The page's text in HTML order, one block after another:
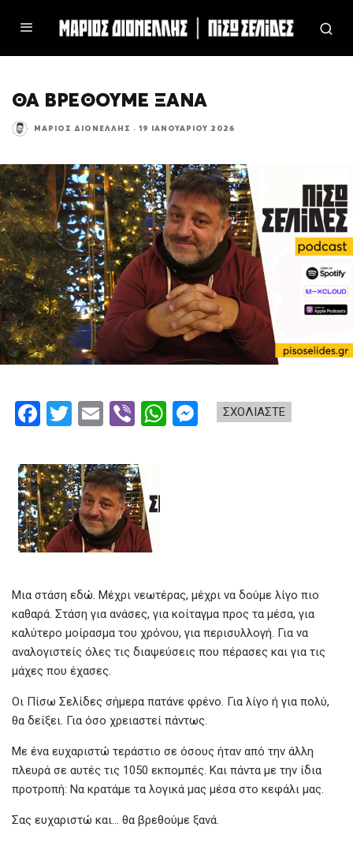
ΘΑ ΒΡΕΘΟΥΜΕ ΞΑΝΑ
ΜΆΡΙΟΣ ΔΙΟΝΈΛΛΗΣ · 19 ΙΑΝΟΥΑΡΊΟΥ 2026
ΣΧΟΛΙΑΣΤΕ
F
ce
b
o
o
T
tt
er
E
ail
Vi
er
W
Μια στάση εδώ. Μέχρι νεωτέρας, μέχρι να δούμε λίγο πιο
καθαρά. Στάση για ανάσες, για κοίταγμα προς τα μέσα, για
καλύτερο μοίρασμα του χρόνου, για περισυλλογή. Για να
αναλογιστείς όλες τις διαψεύσεις που πέρασες και για τις
μάχες που έχασες.
Οι Πίσω Σελίδες σήμερα πατάνε φρένο. Για λίγο ή για πολύ,
θα δείξει. Για όσο χρειαστεί πάντως.
Με ένα ευχαριστώ τεράστιο σε όσους ήταν από την άλλη
πλευρά σε αυτές τις 1050 εκπομπές. Και πάντα με την ίδια
προτροπή: Να κρατάμε τα λογικά μας μέσα στο κεφάλι μας.
Σας ευχαριστώ και… θα βρεθούμε ξανά.